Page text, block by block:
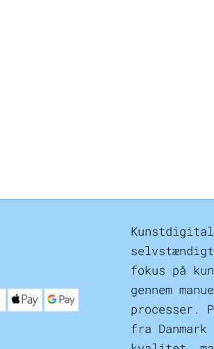
fokus på
gennem
processer.
fra Danmark